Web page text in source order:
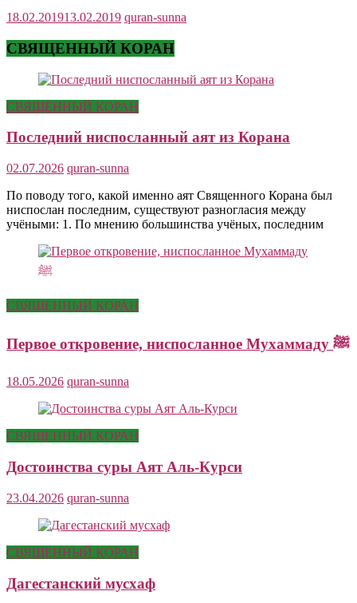
18.02.201913.02.2019 quran-sunna
СВЯЩЕННЫЙ КОРАН
СВЯЩЕННЫЙ КОРАН
Последний ниспосланный аят из Корана
02.07.2026 quran-sunna
По поводу того, какой именно аят Священного Корана был
ниспослан последним, существуют разногласия между
учёными: 1. По мнению большинства учёных, последним
СВЯЩЕННЫЙ КОРАН
Первое откровение, ниспосланное Мухаммаду ﷺ
18.05.2026 quran-sunna
СВЯЩЕННЫЙ КОРАН
Достоинства суры Аят Аль-Курси
23.04.2026 quran-sunna
СВЯЩЕННЫЙ КОРАН
Дагестанский мусхаф